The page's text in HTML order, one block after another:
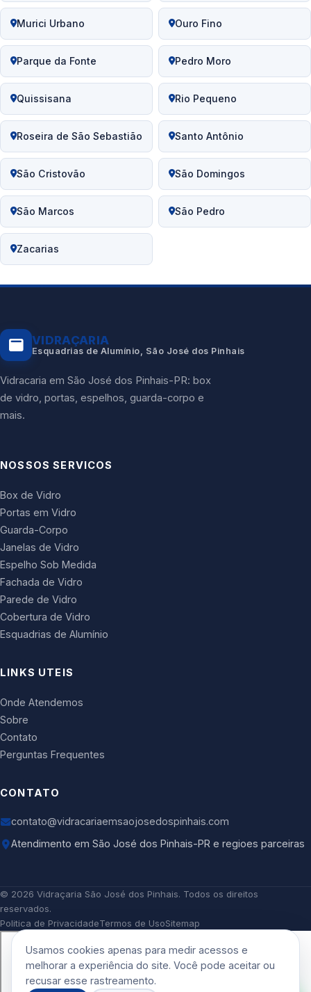
Murici Urbano Ouro Fino
Parque da Fonte Pedro Moro
Quissisana Rio Pequeno
Roseira de São Sebastião Santo Antônio
São Cristovão São Domingos
São Marcos São Pedro
Zacarias
VIDRAÇARIA
Esquadrias de Alumínio, São José dos Pinhais
Vidracaria em São José dos Pinhais-PR: box
de vidro, portas, espelhos, guarda-corpo e
mais.
NOSSOS SERVICOS
Box de Vidro
Portas em Vidro
Guarda-Corpo
Janelas de Vidro
Espelho Sob Medida
Fachada de Vidro
Parede de Vidro
Cobertura de Vidro
Esquadrias de Alumínio
LINKS UTEIS
Onde Atendemos
Sobre
Contato
Perguntas Frequentes
CONTATO
contato@vidracariaemsaojosedospinhais.com
Atendimento em São José dos Pinhais-PR e regioes parceiras
© 2026 Vidraçaria São José dos Pinhais. Todos os direitos
reservados.
Politica de PrivacidadeTermos de UsoSitemap
Usamos cookies apenas para medir acessos e
melhorar a experiência do site. Você pode aceitar ou
recusar esse rastreamento.